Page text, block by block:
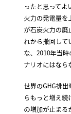
ったと思ってよ
火力の発電量を
が石炭火力の廃
れから撤回して
な、2010年当
ナリオにはなら
世界のGHG排
らもっと増え
の増加が止まる